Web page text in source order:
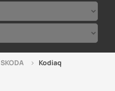
SKODA Kodiaq